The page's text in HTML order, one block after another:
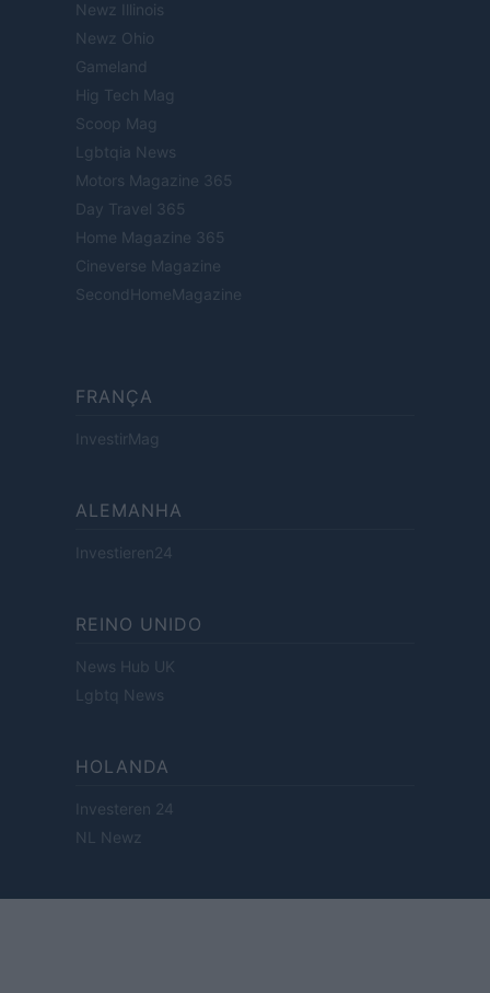
Newz Illinois
Newz Ohio
Gameland
Hig Tech Mag
Scoop Mag
Lgbtqia News
Motors Magazine 365
Day Travel 365
Home Magazine 365
Cineverse Magazine
SecondHomeMagazine
FRANÇA
InvestirMag
ALEMANHA
Investieren24
REINO UNIDO
News Hub UK
Lgbtq News
HOLANDA
Investeren 24
NL Newz